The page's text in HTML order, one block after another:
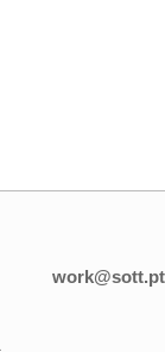
work@sott.pt